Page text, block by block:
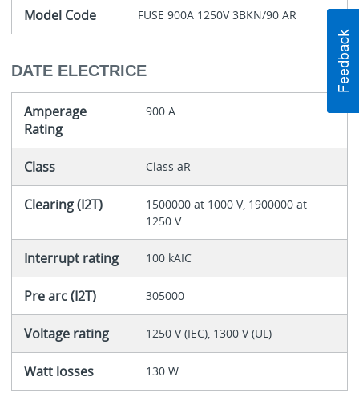
Model Code FUSE 900A 1250V 3BKN/90 AR
DATE ELECTRICE
Amperage
Rating
900 A
Class Class aR
Clearing (I2T)
1500000 at 1000 V, 1900000 at
1250 V
Interrupt rating 100 kAIC
Pre arc (I2T) 305000
Voltage rating 1250 V (IEC), 1300 V (UL)
Watt losses 130 W